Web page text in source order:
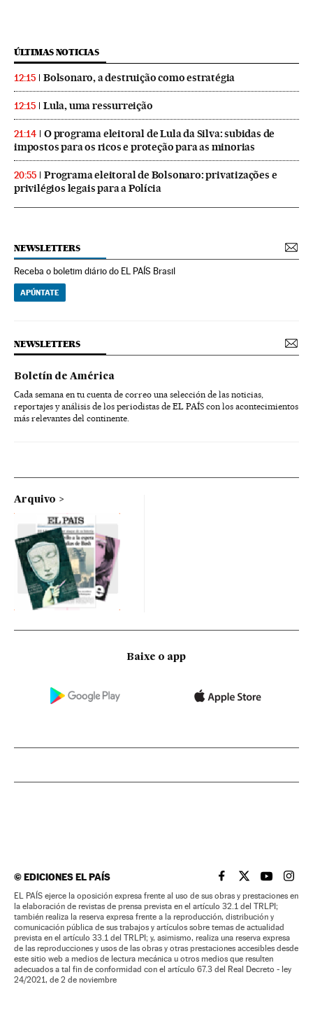
ÚLTIMAS NOTICIAS
12:15 Bolsonaro, a destruição como estratégia
12:15 Lula, uma ressurreição
21:14
O programa eleitoral de Lula da Silva: subidas de
impostos para os ricos e proteção para as minorias
20:55
Programa eleitoral de Bolsonaro: privatizações e
privilégios legais para a Polícia
NEWSLETTERS
Receba o boletim diário do EL PAÍS Brasil
APÚNTATE
NEWSLETTERS
Boletín de América
Cada semana en tu cuenta de correo una selección de las noticias,
reportajes y análisis de los periodistas de EL PAÍS con los acontecimientos
más relevantes del continente.
Arquivo
Baixe o app
©EDICIONES EL PAÍS EL PAÍS BRASIL EN
EL PAÍSEL PAÍS
EL
EL PAÍS ejerce la oposición expresa frente al uso de sus obras y prestaciones en
la elaboración de revistas de prensa prevista en el artículo 32.1 del TRLPI;
también realiza la reserva expresa frente a la reproducción, distribución y
comunicación pública de sus trabajos y artículos sobre temas de actualidad
prevista en el artículo 33.1 del TRLPI; y, asimismo, realiza una reserva expresa
de las reproducciones y usos de las obras y otras prestaciones accesibles desde
este sitio web a medios de lectura mecánica u otros medios que resulten
adecuados a tal fin de conformidad con el artículo 67.3 del Real Decreto - ley
24/2021, de 2 de noviembre